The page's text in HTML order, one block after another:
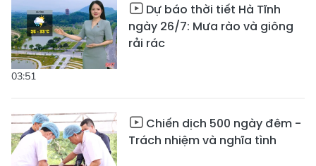
03:51
Dự báo thời tiết Hà Tĩnh
ngày 26/7: Mưa rào và giông
rải rác
Chiến dịch 500 ngày đêm -
Trách nhiệm và nghĩa tình